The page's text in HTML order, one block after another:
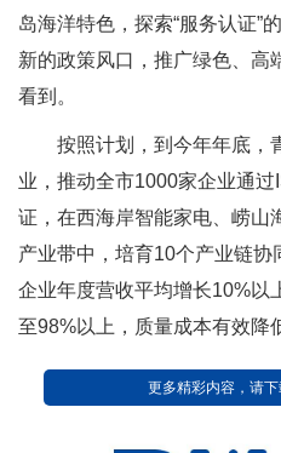
岛海洋特色，探索“服务认证”
新的政策风口，推广绿色、高
看到。
按照计划，到今年年底，
业，推动全市1000家企业通
证，在西海岸智能家电、崂山
产业带中，培育10个产业链
企业年度营收平均增长10%以
至98%以上，质量成本有效降
更多精彩内容，请